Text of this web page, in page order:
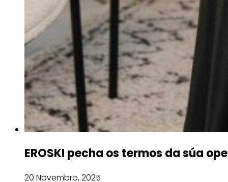
EROSKI pecha os termos da súa
20 Novembro, 2025